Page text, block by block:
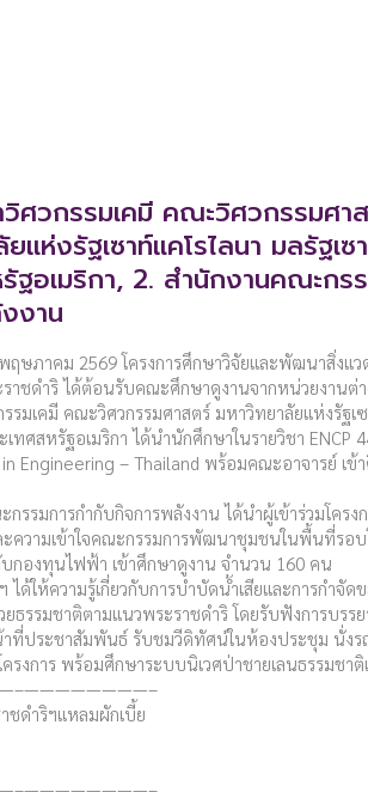
วิศวกรรมเคมี คณะวิศวกรรมศา
แห่งรัฐเซาท์แคโรไลนา มลรัฐเซ
รัฐอเมริกา, 2. สำนักงานคณะกร
งาน
ฤษภาคม 2569 โครงการศึกษาวิจัยและพัฒนาสิ่งแ
ราชดำริ ได้ต้อนรับคณะศึกษาดูงานจากหน่วยงานต่
รมเคมี คณะวิศวกรรมศาสตร์ มหาวิทยาลัยแห่งรัฐเ
เทศสหรัฐอเมริกา ได้นำนักศึกษาในรายวิชา ENCP
Engineering – Thailand พร้อมคณะอาจารย์ เข้
รรมการกำกับกิจการพลังงาน ได้นำผู้เข้าร่วมโคร
ความเข้าใจคณะกรรมการพัฒนาชุมชนในพื้นที่รอ
บกองทุนไฟฟ้า เข้าศึกษาดูงาน จำนวน 160 คน
ได้ให้ความรู้เกี่ยวกับการบำบัดน้ำเสียและการกำจั
ธรรมชาติตามแนวพระราชดำริ โดยรับฟังการบรรย
าที่ประชาสัมพันธ์ รับชมวีดิทัศน์ในห้องประชุม นั่งร
รงการ พร้อมศึกษาระบบนิเวศป่าชายเลนธรรมชา
ชดำริฯแหลมผักเบี้ย